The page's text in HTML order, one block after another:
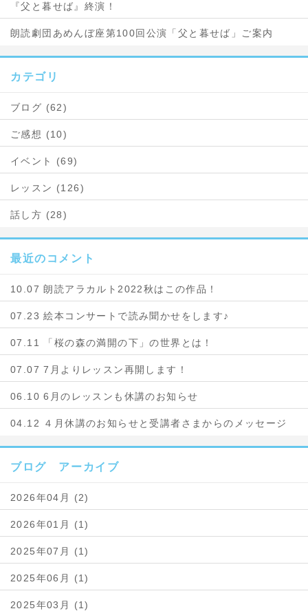
『父と暮せば』終演！
朗読劇団あめんぼ座第100回公演「父と暮せば」ご案内
カテゴリ
ブログ (62)
ご感想 (10)
イベント (69)
レッスン (126)
話し方 (28)
最近のコメント
10.07 朗読アラカルト2022秋はこの作品！
07.23 絵本コンサートで読み聞かせをします♪
07.11 「桜の森の満開の下」の世界とは！
07.07 7月よりレッスン再開します！
06.10 6月のレッスンも休講のお知らせ
04.12 ４月休講のお知らせと受講者さまからのメッセージ
ブログ アーカイブ
2026年04月 (2)
2026年01月 (1)
2025年07月 (1)
2025年06月 (1)
2025年03月 (1)